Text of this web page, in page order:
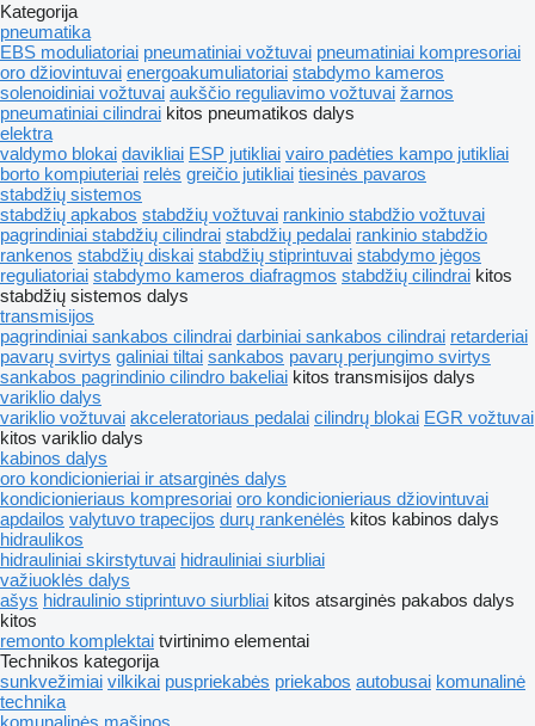
Kategorija
pneumatika
EBS moduliatoriai pneumatiniai vožtuvai pneumatiniai kompresoriai
oro džiovintuvai energoakumuliatoriai stabdymo kameros
solenoidiniai vožtuvai aukščio reguliavimo vožtuvai žarnos
pneumatiniai cilindrai kitos pneumatikos dalys
elektra
valdymo blokai davikliai ESP jutikliai vairo padėties kampo jutikliai
borto kompiuteriai relės greičio jutikliai tiesinės pavaros
stabdžių sistemos
stabdžių apkabos stabdžių vožtuvai rankinio stabdžio vožtuvai
pagrindiniai stabdžių cilindrai stabdžių pedalai rankinio stabdžio
rankenos stabdžių diskai stabdžių stiprintuvai stabdymo jėgos
reguliatoriai stabdymo kameros diafragmos stabdžių cilindrai kitos
stabdžių sistemos dalys
transmisijos
pagrindiniai sankabos cilindrai darbiniai sankabos cilindrai retarderiai
pavarų svirtys galiniai tiltai sankabos pavarų perjungimo svirtys
sankabos pagrindinio cilindro bakeliai kitos transmisijos dalys
variklio dalys
variklio vožtuvai akceleratoriaus pedalai cilindrų blokai EGR vožtuvai
kitos variklio dalys
kabinos dalys
oro kondicionieriai ir atsarginės dalys
kondicionieriaus kompresoriai oro kondicionieriaus džiovintuvai
apdailos valytuvo trapecijos durų rankenėlės kitos kabinos dalys
hidraulikos
hidrauliniai skirstytuvai hidrauliniai siurbliai
važiuoklės dalys
ašys hidraulinio stiprintuvo siurbliai kitos atsarginės pakabos dalys
kitos
remonto komplektai tvirtinimo elementai
Technikos kategorija
sunkvežimiai vilkikai puspriekabės priekabos autobusai komunalinė
technika
komunalinės mašinos